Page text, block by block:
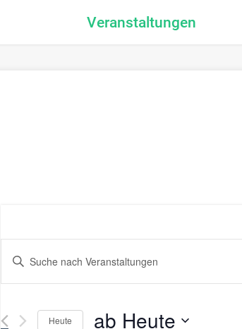
Veranstaltungen
Veranstaltungen
Suche
Geben
Suche
Heute ab Heute